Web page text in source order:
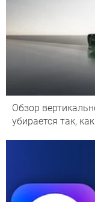
Обзор
убирается так,